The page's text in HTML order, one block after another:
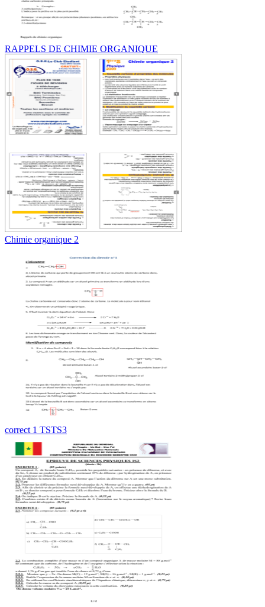
RAPPELS DE CHIMIE ORGANIQUE
Chimie organique 2
correct 1 TSTS3